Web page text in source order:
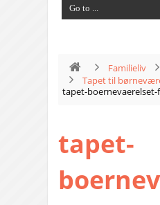
Familieliv
Tapet til
tapet-
tapet-